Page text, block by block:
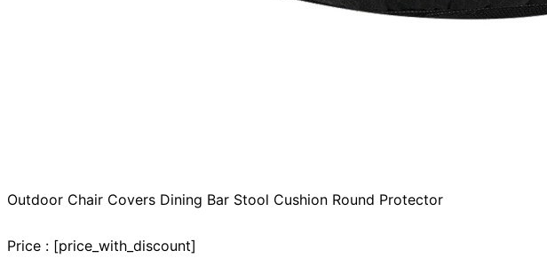
Outdoor Chair Covers Dining Bar Stool Cushion Round Protector
Price : [price_with_discount]